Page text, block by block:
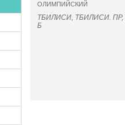
ОЛИМПИЙСКИЙ
ТБИЛИСИ, ТБИЛИСИ. ПР,
Б